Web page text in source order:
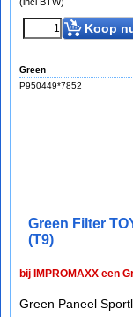
Koop
Green
P950449*7852
Green Filter
(T9)
bij IMPROMAXX een
Green Paneel